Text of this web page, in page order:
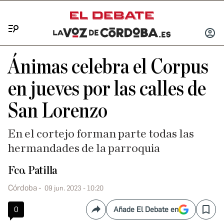
INICIAR
Ánimas celebra el Corpus
en jueves por las calles de
San Lorenzo
En el cortejo forman parte todas las
hermandades de la parroquia
Fco. Patilla
Córdoba 09 jun. 2023 - 10:20
0 CompartirAñade El Debate en Save